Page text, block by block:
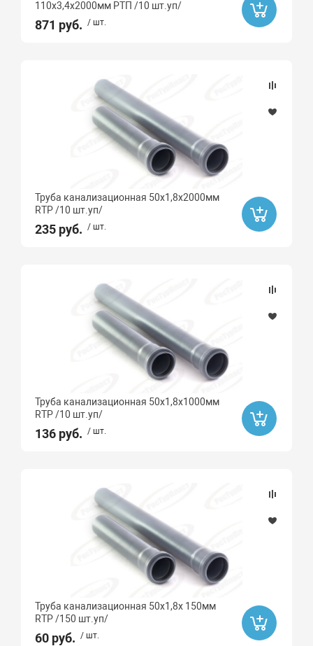
Длина, м
Полипропилен
110х3,4х2000мм РТП /10 шт.уп/
871 руб. / шт.
Труба канализационная 50х1,8х2000мм
RTP /10 шт.уп/
235 руб. / шт.
Труба канализационная 50х1,8х1000мм
RTP /10 шт.уп/
136 руб. / шт.
Труба канализационная 50х1,8х 150мм
RTP /150 шт.уп/
60 руб. / шт.